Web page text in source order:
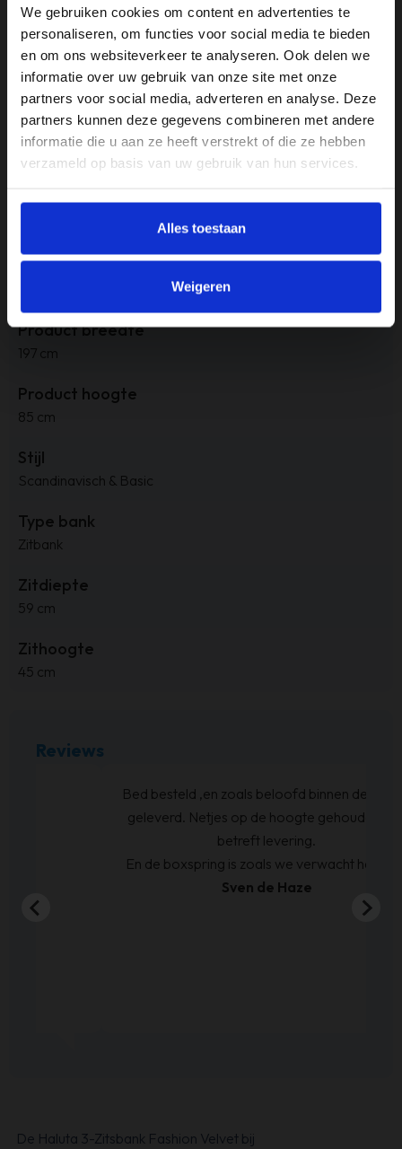
We gebruiken cookies om content en advertenties te
personaliseren, om functies voor social media te bieden
en om ons websiteverkeer te analyseren. Ook delen we
informatie over uw gebruik van onze site met onze
partners voor social media, adverteren en analyse. Deze
partners kunnen deze gegevens combineren met andere
informatie die u aan ze heeft verstrekt of die ze hebben
verzameld op basis van uw gebruik van hun services.
Alles toestaan
Weigeren
Materiaal
Fashion Velvet
Materiaal onderstel
Staal
Merk
Haluta
Naduvi prijs
Positie bankhoek
Product breedte
197 cm
Product hoogte
85 cm
Stijl
Scandinavisch & Basic
Type bank
Zitbank
Zitdiepte
59 cm
Zithoogte
45 cm
Reviews
Bed besteld ,en zoals beloofd binnen de weken
geleverd. Netjes op de hoogte gehouden wat
betreft levering.
En de boxspring is zoals we verwacht hadden.
Sven de Haze
De Haluta 3-Zitsbank Fashion Velvet bij